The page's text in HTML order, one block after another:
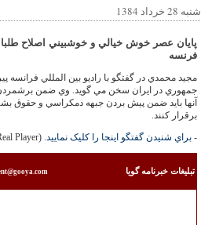
شنبه 28 خرداد 1384
پايان عصر خوش خيالي و خوشبيني اصلاح
فرنسه
مجيد محمدي در گفتگو با راديو بين المللي فرانسه
جمهوري در ايران سخن مي گويد. وي ضمن
آنها بايد ضمن پيش بردن جبهه دمکراسي و حقوق
برقرار کنند.
- براي شنيدن گفتگو اينجا را کليک نماييد. (Real Player)
تبليغات خبرنامه گويا